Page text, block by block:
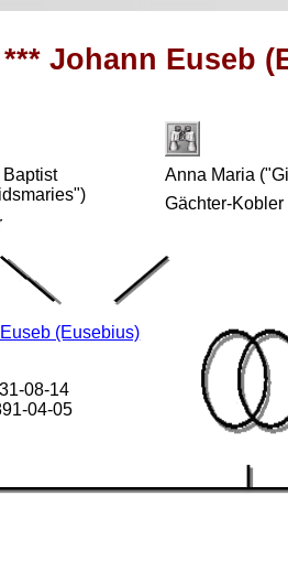
*** Johann Euseb
Anna Maria
Gächter-Kobler
(Eusebius)
08-14
04-05